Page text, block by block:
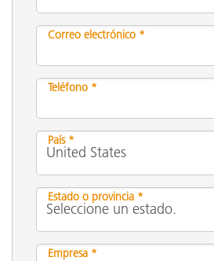
Correo electrónico *
Teléfono *
País *
Estado o provincia *
Empresa *